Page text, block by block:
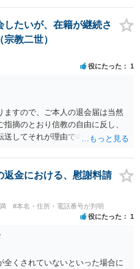
たいが、在籍が継続さ
教二世）
役にたった 1
ますので、ご本人の退会届は当然
摘のとおり信教の自由に反し、
送してそれが理由で本部が退会に
なければ損害賠償請求も検討する
で、退会証明等を依頼する内容証
えられるかと思います。
返金における、慰謝料請
#本名・住所・電話番号が判明
役にたった 1
くされていないといった場合に